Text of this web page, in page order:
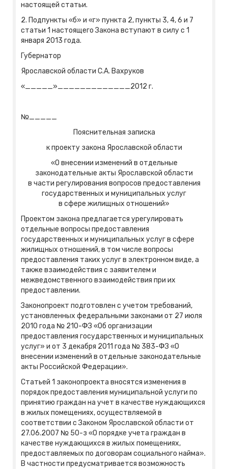
настоящей статьи.
2. Подпункты «б» и «г» пункта 2, пункты 3, 4, 6 и 7
статьи 1 настоящего Закона вступают в силу с 1
января 2013 года.
Губернатор
Ярославской области С.А. Вахруков
«_____»_____________2012 г.
№_____
Пояснительная записка
к проекту закона Ярославской области
«О внесении изменений в отдельные
законодательные акты Ярославской области
в части регулирования вопросов предоставления
государственных и муниципальных услуг
в сфере жилищных отношений»
Проектом закона предлагается урегулировать
отдельные вопросы предоставления
государственных и муниципальных услуг в сфере
жилищных отношений, в том числе вопросы
предоставления таких услуг в электронном виде, а
также взаимодействия с заявителем и
межведомственного взаимодействия при их
предоставлении.
Законопроект подготовлен с учетом требований,
установленных федеральными законами от 27 июля
2010 года № 210-ФЗ «Об организации
предоставления государственных и муниципальных
услуг» и от 3 декабря 2011 года № 383-ФЗ «О
внесении изменений в отдельные законодательные
акты Российской Федерации».
Статьей 1 законопроекта вносятся изменения в
порядок предоставления муниципальной услуги по
принятию граждан на учет в качестве нуждающихся
в жилых помещениях, осуществляемой в
соответствии с Законом Ярославской области от
27.06.2007 № 50-з «О порядке учета граждан в
качестве нуждающихся в жилых помещениях,
предоставляемых по договорам социального найма».
В частности предусматривается возможность